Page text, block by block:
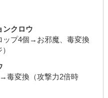
ンクロウ
ップ4個→お邪魔、毒変換
毒変換（攻撃力2倍時